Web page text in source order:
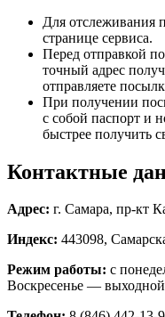
Для отслеживания
странице сервиса.
Перед отправкой
точный адрес
отправляете
При получении
с собой паспорт и
быстрее получить
Контактные
Адрес: г. Самара, пр-кт
Индекс: 443098,
Режим работы: с
Воскресенье —